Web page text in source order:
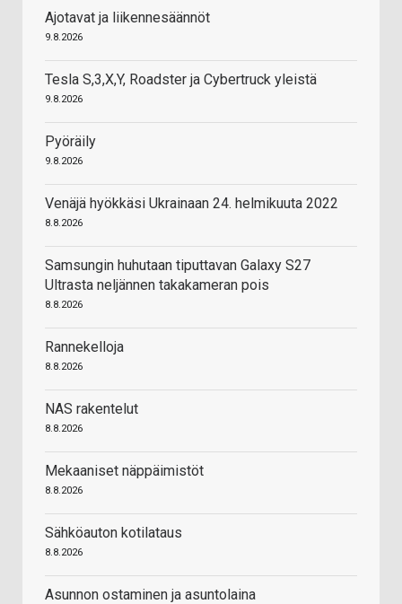
Ajotavat ja liikennesäännöt
9.8.2026
Tesla S,3,X,Y, Roadster ja Cybertruck yleistä
9.8.2026
Pyöräily
9.8.2026
Venäjä hyökkäsi Ukrainaan 24. helmikuuta 2022
8.8.2026
Samsungin huhutaan tiputtavan Galaxy S27
Ultrasta neljännen takakameran pois
8.8.2026
Rannekelloja
8.8.2026
NAS rakentelut
8.8.2026
Mekaaniset näppäimistöt
8.8.2026
Sähköauton kotilataus
8.8.2026
Asunnon ostaminen ja asuntolaina